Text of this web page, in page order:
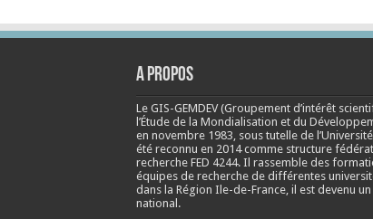
A propos
Le GIS-GEMDEV (Groupement d’intérêt
l’Étude de la Mondialisation et du
en novembre 1983, sous tutelle de
été reconnu en 2014 comme structure
recherche FED 4244. Il rassemble des
équipes de recherche de différentes
dans la Région Ile-de-France, il est devenu un
national.